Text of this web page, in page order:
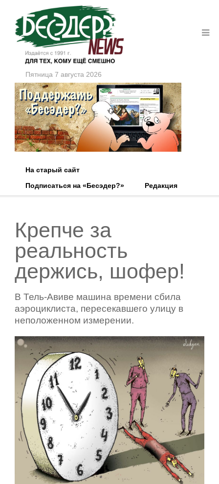
Пятница 7 августа 2026
На старый сайт
Подписаться на «Бесэдер?»
Редакция
Крепче за
реальность
держись, шофер!
В Тель-Авиве машина времени сбила
аэроциклиста, пересекавшего улицу в
неположенном измерении.